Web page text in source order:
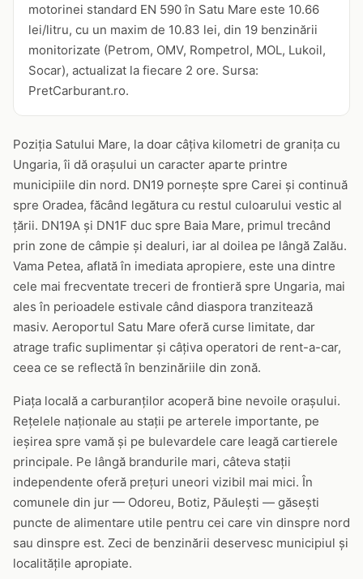
motorinei standard EN 590 în Satu Mare este 10.66
lei/litru, cu un maxim de 10.83 lei, din 19 benzinării
monitorizate (Petrom, OMV, Rompetrol, MOL, Lukoil,
Socar), actualizat la fiecare 2 ore. Sursa:
PretCarburant.ro.
Poziția Satului Mare, la doar câțiva kilometri de granița cu
Ungaria, îi dă orașului un caracter aparte printre
municipiile din nord. DN19 pornește spre Carei și continuă
spre Oradea, făcând legătura cu restul culoarului vestic al
țării. DN19A și DN1F duc spre Baia Mare, primul trecând
prin zone de câmpie și dealuri, iar al doilea pe lângă Zalău.
Vama Petea, aflată în imediata apropiere, este una dintre
cele mai frecventate treceri de frontieră spre Ungaria, mai
ales în perioadele estivale când diaspora tranzitează
masiv. Aeroportul Satu Mare oferă curse limitate, dar
atrage trafic suplimentar și câțiva operatori de rent-a-car,
ceea ce se reflectă în benzinăriile din zonă.
Piața locală a carburanților acoperă bine nevoile orașului.
Rețelele naționale au stații pe arterele importante, pe
ieșirea spre vamă și pe bulevardele care leagă cartierele
principale. Pe lângă brandurile mari, câteva stații
independente oferă prețuri uneori vizibil mai mici. În
comunele din jur — Odoreu, Botiz, Păulești — găsești
puncte de alimentare utile pentru cei care vin dinspre nord
sau dinspre est. Zeci de benzinării deservesc municipiul și
localitățile apropiate.